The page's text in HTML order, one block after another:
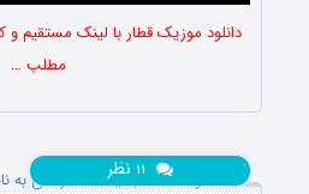
دانلود موزیک قطار با لینک مستقیم و
مطلب …
دانلود آهنگ جدید حامد زمانی به
نظر